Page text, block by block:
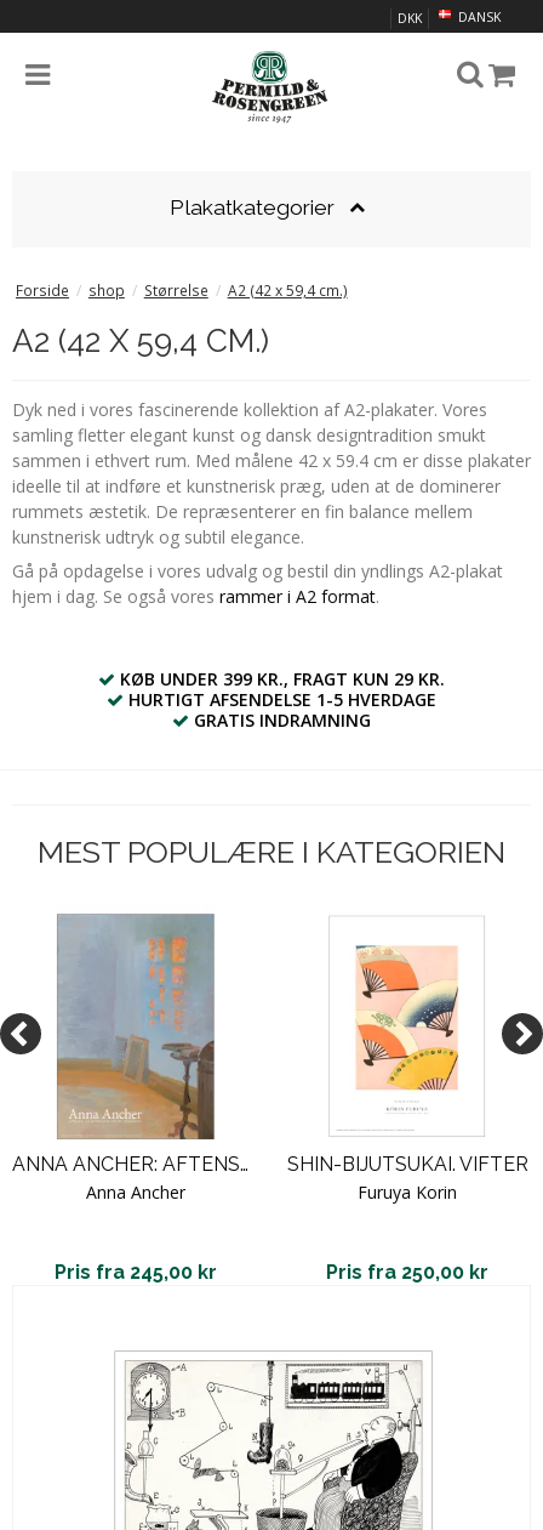
DANSK
DKK
Plakatkategorier
Forside / shop / Størrelse / A2 (42 x 59,4 cm.)
A2 (42 X 59,4 CM.)
Dyk ned i vores fascinerende kollektion af A2-plakater. Vores
samling fletter elegant kunst og dansk designtradition smukt
sammen i ethvert rum. Med målene 42 x 59.4 cm er disse plakater
ideelle til at indføre et kunstnerisk præg, uden at de dominerer
rummets æstetik. De repræsenterer en fin balance mellem
kunstnerisk udtryk og subtil elegance.
Gå på opdagelse i vores udvalg og bestil din yndlings A2-plakat
hjem i dag. Se også vores rammer i A2 format.
KØB UNDER 399 KR., FRAGT KUN 29 KR.
HURTIGT AFSENDELSE 1-5 HVERDAGE
GRATIS INDRAMNING
MEST POPULÆRE I KATEGORIEN
ANNA ANCHER: AFTENSOL I KUNSTNERENS ATELIER PÅ MARKVEJ
Anna Ancher
Pris fra 245,00 kr
SHIN-BIJUTSUKAI. VIFTER
Furuya Korin
Pris fra 250,00 kr